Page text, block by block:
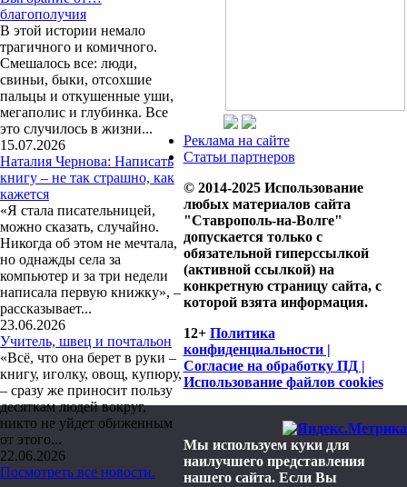
благополучия
В этой истории немало
трагичного и комичного.
Смешалось все: люди,
свиньи, быки, отсохшие
пальцы и откушенные уши,
мегаполис и глубинка. Все
это случилось в жизни...
15.07.2026
Наталия Чернова: Написать
книгу – не так страшно, как
кажется
«Я стала писательницей,
можно сказать, случайно.
Никогда об этом не мечтала,
но однажды села за
компьютер и за три недели
написала первую книжку», –
рассказывает...
23.06.2026
Учитель, швец и почтальон
«Всё, что она берет в руки –
книгу, иголку, овощ, купюру,
– сразу же приносит пользу
десяткам людей вокруг,
никто не уйдет обиженным
от этого...
22.06.2026
Посмотреть все новости.
Реклама на сайте
Статьи партнеров
© 2014-2025 Использование
любых материалов сайта
"Ставрополь-на-Волге"
допускается только с
обязательной гиперссылкой
(активной ссылкой) на
конкретную страницу сайта, с
которой взята информация.
12+ Политика
конфиденциальности |
Согласие на обработку ПД |
Использование файлов cookies
Мы используем куки для
наилучшего представления
нашего сайта. Если Вы